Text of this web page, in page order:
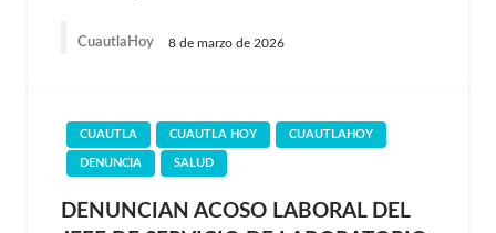
CuautlaHoy 8 de marzo de 2026
CUAUTLA CUAUTLA HOY CUAUTLAHOY
DENUNCIA SALUD
DENUNCIAN ACOSO LABORAL DEL